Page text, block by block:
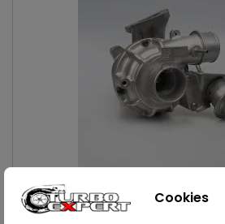
TURBO MAZDA 323 626Cookies